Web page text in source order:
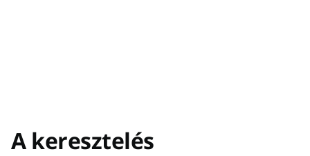
A keresztelés